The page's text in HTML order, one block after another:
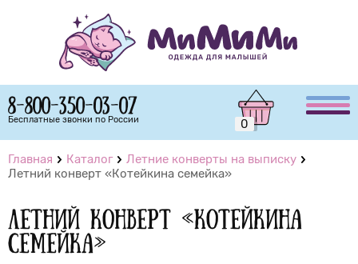
8-800-350-03-07
Бесплатные звонки по России 0
Главная Каталог
Летние конверты на выписку
Летний конверт «Котейкина семейка»
Летний конверт «Котейкина
семейка»